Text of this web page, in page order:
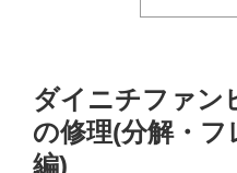
ダイニチファン
の修理(分解・
編)